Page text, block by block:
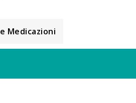
Medicazioni